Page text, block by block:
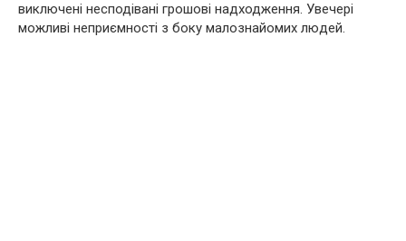
виключені несподівані грошові надходження. Увечері
можливі неприємності з боку малознайомих людей.